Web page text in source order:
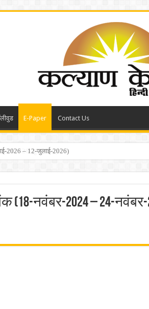
E-Paper Contact Us
2026 – 28-जून-2026)
(18-नवंबर-2024 – 24-नवंबर-